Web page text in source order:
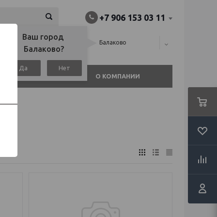
или
+7 906 153 03 11
Ваш город
Балаково?
Да Нет
Балаково
О КОМПАНИИ